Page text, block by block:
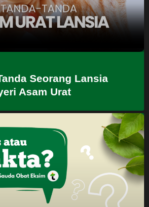
Seorang Lansia
Asam Urat